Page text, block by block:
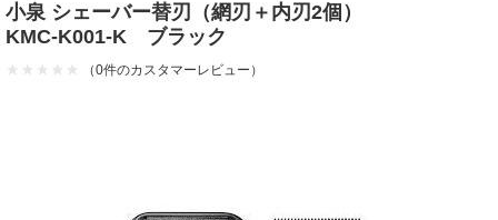
小泉 シェーバー替刃（網刃＋内刃2個）
KMC-K001-K ブラック
（0件のカスタマーレビュー）